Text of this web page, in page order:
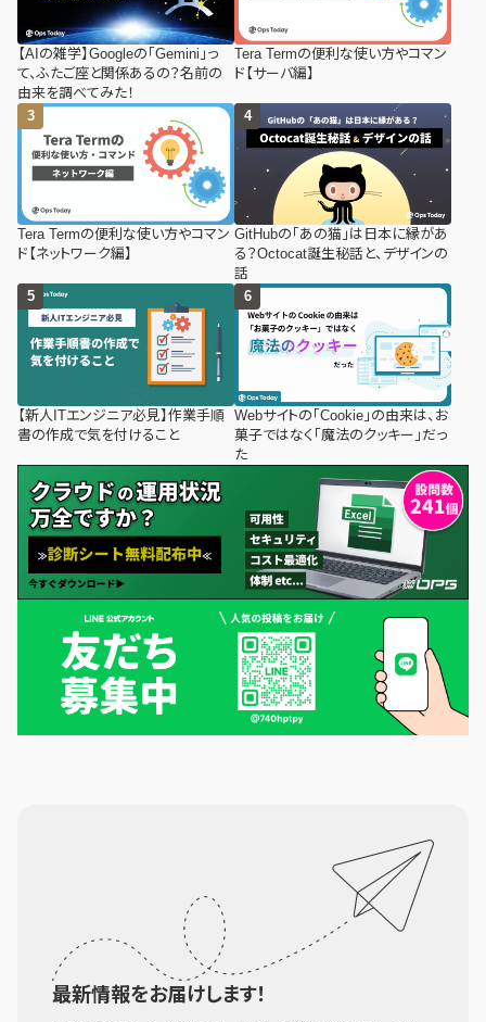
【AIの雑学】Googleの「Gemini」っ
て、ふたご座と関係あるの？名前の
由来を調べてみた！
Tera Termの便利な使い方やコマン
ド【サーバ編】
Tera Termの便利な使い方やコマン
ド【ネットワーク編】
GitHubの「あの猫」は日本に縁があ
る？Octocat誕生秘話と、デザインの
話
【新人ITエンジニア必見】作業手順
書の作成で気を付けること
Webサイトの「Cookie」の由来は、お
菓子ではなく「魔法のクッキー」だっ
た
最新情報をお届けします！